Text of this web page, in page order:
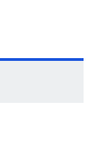
3º lugar - R$
do